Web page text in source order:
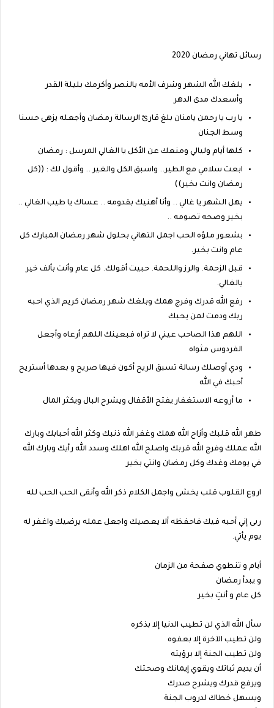
رسائل تهاني رمضان 2020
بلغك الله الشهر وشرف الأمه بالنصر وأكرمك بليلة القدر
وأسعدك مدى الدهر
يا رب يا رحمن يامنان بلغ قارئ الرسالة رمضان وأجعله يزهى حسنا
وسط الجنان
كلها أيام وليالي ومنعك عن الأكل يا الغالي المرسل : رمضان
ابعث سلامي مع الطير.. واسبق الكل والغير .. وأقول لك : ((كل
رمضان وانت بخير))
يهل الشهر يا غالي .. وأنا أهنيك بقدومه .. عساك يا طيب الغالي ..
بخير وصحه تصومه ..
بشعور ملؤه الحب اجمل التهاني بحلول شهر رمضان المبارك كل
عام وانت بخير.
قبل الزحمة. والرز واللحمة. حبيت أقولك. كل عام وأنت بألف خير
يالغالي.
رفع الله قدرك وفرج همك وبلغك شهر رمضان كريم الذي احبه
ربك ودمت لمن يحبك
اللهم هذا الصاحب عيني لا تراه فبعينك اللهم أرعاه وأجعل
الفردوس مثواه
ودي أوصلك رسالة تسبق الريح أكون فيها صريح و بعدها أستريح
أحبك في الله
ما أروعه الاستغفار يفتح الأقفال ويشرح البال ويكثر المال
طهر الله قلبك وأزاح الله همك وغفر الله ذنبك وكثر الله أحبابك وبارك
الله عملك وفرج الله قربك واصلح الله اهلك وسدد الله رأيك وبارك الله
في يومك وغدك وكل رمضان وانتي بخير
اروع القلوب قلب يخشى واجمل الكلام ذكر الله وأنقى الحب الحب لله
ربى إني أحبه فيك فاحفظه ألا يعصيك واجعل عمله يرضيك واغفر له
يوم يأتي.
أيام و تنطوي صفحة من الزمان
و يبدأ رمضان
كل عام و أنتِ بخير
سأل الله الذي لن تطيب الدنيا إلا بذكره
ولن تطيب الآخرة إلا بعفوه
ولن تطيب الجنة إلا برؤيته
أن يديم ثباتك ويقوي إيمانك وصحتك
ويرفع قدرك ويشرح صدرك
ويسهل خطاك لدروب الجنة